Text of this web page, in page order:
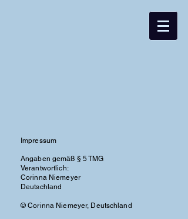
Impressum
Angaben gemäß § 5 TMG
Verantwortlich:
Corinna Niemeyer
Deutschland
© Corinna Niemeyer, Deutschland